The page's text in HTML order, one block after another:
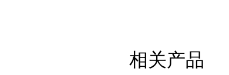
相关产品